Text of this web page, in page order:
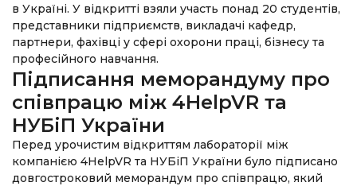
в Україні. У відкритті взяли участь понад 20 студентів,
представники підприємств, викладачі кафедр,
партнери, фахівці у сфері охорони праці, бізнесу та
професійного навчання.
Підписання меморандуму про
співпрацю між 4HelpVR та
НУБіП України
Перед урочистим відкриттям лабораторії між
компанією 4HelpVR та НУБіП України було підписано
довгостроковий меморандум про співпрацю, який